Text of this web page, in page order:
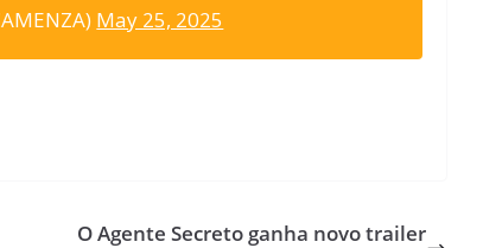
May 25, 2025
O Agente Secreto ganha novo trailer